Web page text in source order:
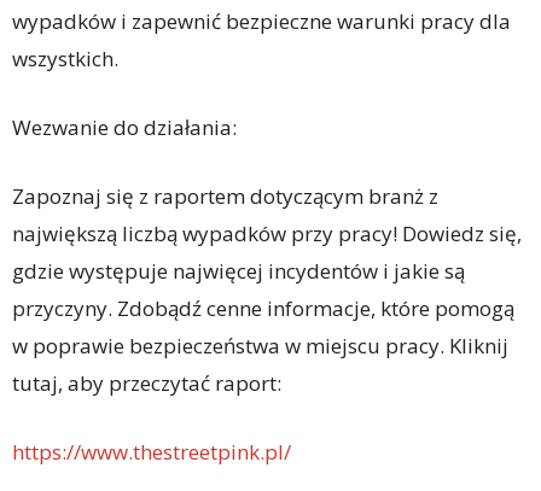
wypadków i zapewnić bezpieczne warunki pracy dla
wszystkich.
Wezwanie do działania:
Zapoznaj się z raportem dotyczącym branż z
największą liczbą wypadków przy pracy! Dowiedz się,
gdzie występuje najwięcej incydentów i jakie są
przyczyny. Zdobądź cenne informacje, które pomogą
w poprawie bezpieczeństwa w miejscu pracy. Kliknij
tutaj, aby przeczytać raport:
https://www.thestreetpink.pl/